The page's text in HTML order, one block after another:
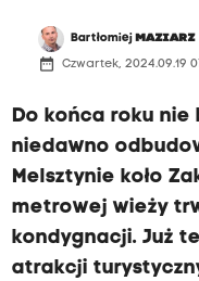
Bartłomiej MAZIARZ
date_range Czwartek, 2024.09.19
Do końca roku nie
niedawno
Melsztynie koło
metrowej wieży
kondygnacji. Już
atrakcji